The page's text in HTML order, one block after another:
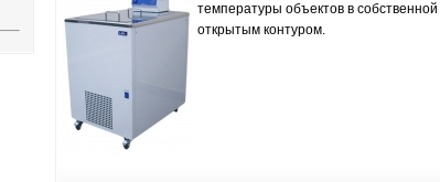
температуры объектов в
открытым контуром.